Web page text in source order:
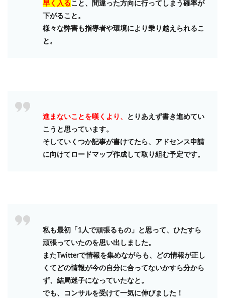
早く入ること、間違った方向に行ってしまう確率が
下がること。
様々な弊害も指導者や環境により乗り越えられるこ
と。
進まないことを嘆くより、
とりあえず書き進めてい
こうと思っています。
そしていくつか記事が書けてたら、アドセンス申請
に向けてロードマップ作成して取り組む予定です。
私も最初「1人で頑張るもの」と思って、ひたすら
頑張っていたのを思い出しました。
またTwitterで情報を集めながらも、どの情報が正し
くてどの情報が今の自分に合ってないかすら分から
ず、結局迷子になっていたなと。
でも、コンサルを受けて一気に伸びました！